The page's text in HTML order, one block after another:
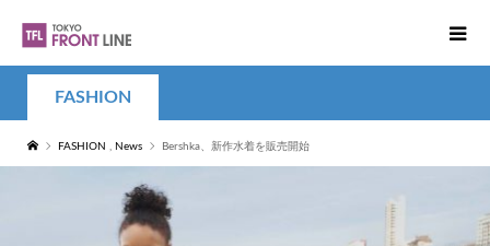
FASHION
FASHION , News Bershka、新作水着を販売開始